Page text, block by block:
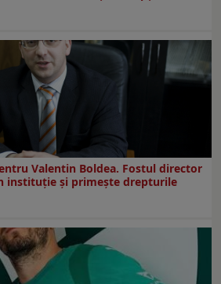
Valentin Boldea. Fostul director
instituție și primește drepturile